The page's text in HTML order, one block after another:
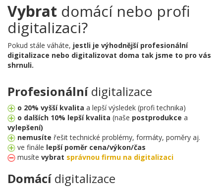
Vybrat domácí nebo profi
digitalizaci?
Pokud stále váháte, jestli je výhodnější profesionální
digitalizace nebo digitalizovat doma tak jsme to pro vás
shrnuli.
Profesionálnídigitalizace
o 20% vyšší kvalita a lepší výsledek (profi technika)
o dalších 10% lepší kvalita (naše postprodukce a
vylepšení)
nemusíte řešit technické problémy, formáty, poměry aj.
ve finále lepší poměr cena/výkon/čas
musíte vybrat správnou firmu na digitalizaci
Domácídigitalizace